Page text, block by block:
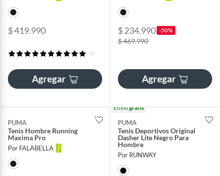
$ 419.990
(1)
Agregar
$ 234.990 -50%
$ 469.990
Agregar
PUMA
Tenis Hombre Running
Maxima Pro
Por FALABELLA
Envíogratis
PUMA
Tenis Deportivos Original
Dasher Lite Negro Para
Hombre
Por RUNWAY